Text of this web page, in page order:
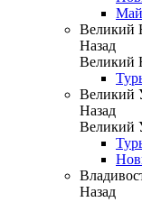
Великий
Назад
Великий
Великий
Назад
Великий
Назад